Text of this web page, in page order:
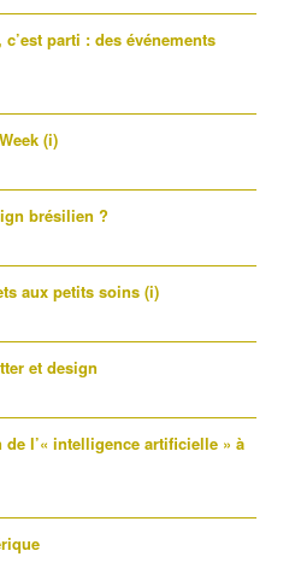
c’est parti : des événements
(i)
brésilien ?
aux petits soins (i)
et design
l’« intelligence artificielle » à